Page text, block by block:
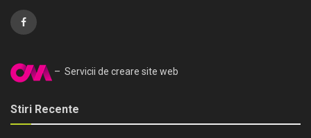
– Servicii de creare site web
Stiri Recente